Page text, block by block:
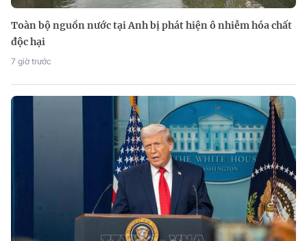
Toàn bộ nguồn nước tại Anh bị phát hiện ô nhiễm hóa chất
độc hại
7 giờ trước